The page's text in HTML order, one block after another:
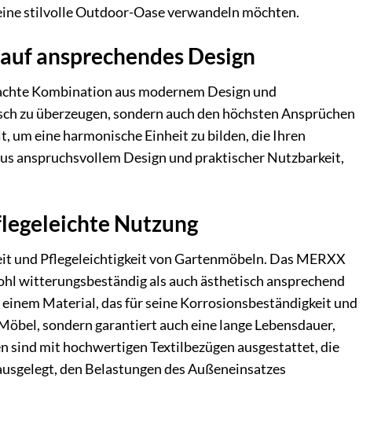
stilvolle Outdoor-Oase verwandeln möchten.
ansprechendes Design
Kombination aus modernem Design und
zu überzeugen, sondern auch den höchsten Ansprüchen
um eine harmonische Einheit zu bilden, die Ihren
anspruchsvollem Design und praktischer Nutzbarkeit,
Nutzung
und Pflegeleichtigkeit von Gartenmöbeln. Das MERXX
witterungsbeständig als auch ästhetisch ansprechend
Material, das für seine Korrosionsbeständigkeit und
sondern garantiert auch eine lange Lebensdauer,
sind mit hochwertigen Textilbezügen ausgestattet, die
den Belastungen des Außeneinsatzes